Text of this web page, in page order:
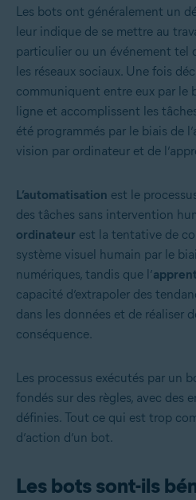
Les bots ont généralement un
leur indique de se mettre au
particulier ou un événement tel
les réseaux sociaux. Une fois
communiquent entre eux par le
ligne et accomplissent les
été programmés par le biais de
vision par ordinateur et de
L’automatisation est le
des tâches sans intervention
ordinateur est la tentative de
système visuel humain par le
numériques, tandis que l’
capacité d’extrapoler des
dans les données et de réaliser
conséquence.
Les processus exécutés par un
fondés sur des règles, avec des
définies. Tout ce qui est trop
d’action d’un bot.
Les bots sont-ils